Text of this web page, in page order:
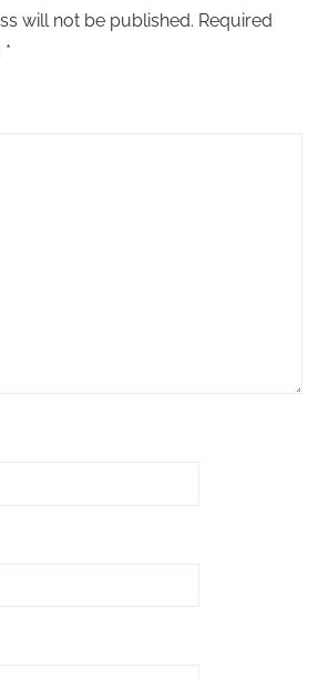
will not be published. Required
*